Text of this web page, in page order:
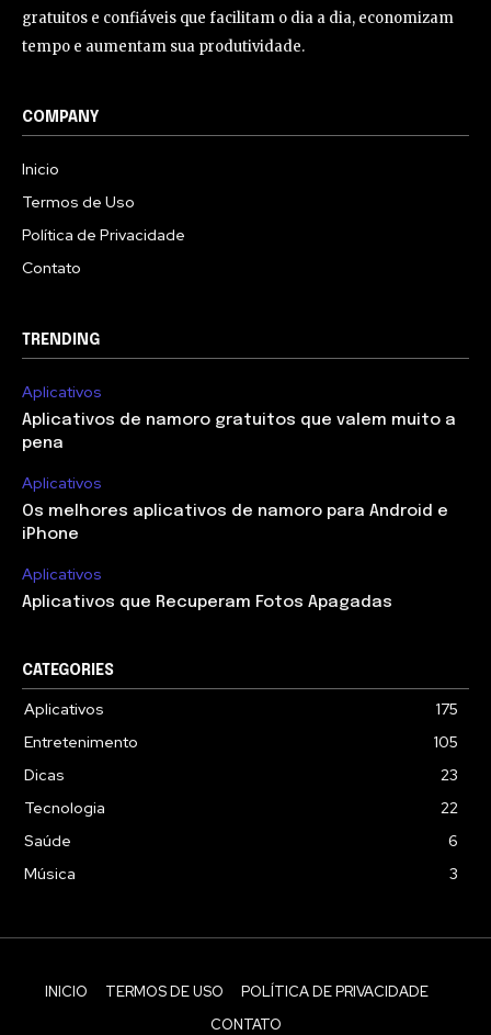
gratuitos e confiáveis que facilitam o dia a dia, economizam
tempo e aumentam sua produtividade.
COMPANY
Inicio
Termos de Uso
Política de Privacidade
Contato
TRENDING
Aplicativos
Aplicativos de namoro gratuitos que valem muito a
pena
Aplicativos
Os melhores aplicativos de namoro para Android e
iPhone
Aplicativos
Aplicativos que Recuperam Fotos Apagadas
CATEGORIES
Aplicativos
175
Entretenimento
105
Dicas
23
Tecnologia
22
Saúde
6
Música
3
INICIO TERMOS DE USO
POLÍTICA DE PRIVACIDADE
CONTATO